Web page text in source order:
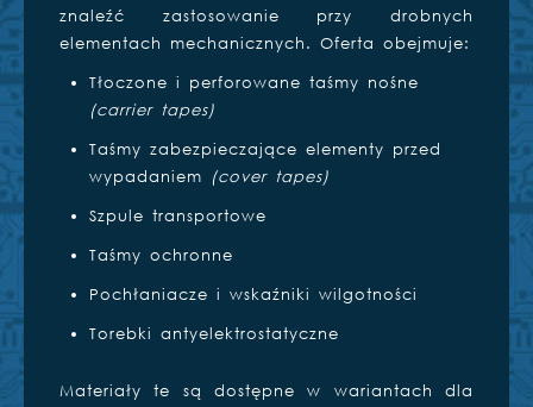
znaleźć zastosowanie przy drobnych
elementach mechanicznych. Oferta obejmuje:
Tłoczone i perforowane taśmy nośne
(carrier tapes)
Taśmy zabezpieczające elementy przed
wypadaniem (cover tapes)
Szpule transportowe
Taśmy ochronne
Pochłaniacze i wskaźniki wilgotności
Torebki antyelektrostatyczne
Materiały te są dostępne w wariantach dla